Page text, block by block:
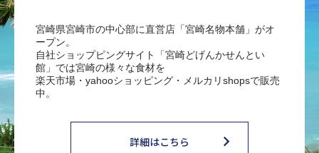
宮崎県宮崎市の中心部に直営店「宮崎名物本舗」がオ
ープン。
自社ショップピングサイト「宮崎どげんかせんとい
館」では宮崎の様々な食材を
楽天市場・yahooショッピング・メルカリshopsで販売
中。
詳細はこちら